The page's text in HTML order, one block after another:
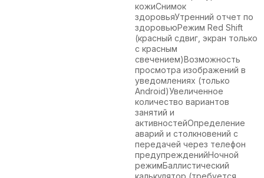
кожиСнимок
здоровьяУтренний отчет по
здоровьюРежим Red Shift
(красный сдвиг, экран только
с красным
свечением)Возможность
просмотра изображений в
уведомлениях (только
Android)Увеличенное
количество вариантов
занятий и
активностейОпределение
аварий и столкновений с
передачей через телефон
предупрежденийНочной
режимБаллистический
калькулятор (требуется